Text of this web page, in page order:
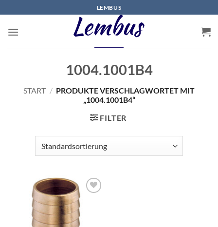
Inhalt
springen
LEMBUS
1004.1001B4
START / PRODUKTE VERSCHLAGWORTET MIT
„1004.1001B4“
FILTER